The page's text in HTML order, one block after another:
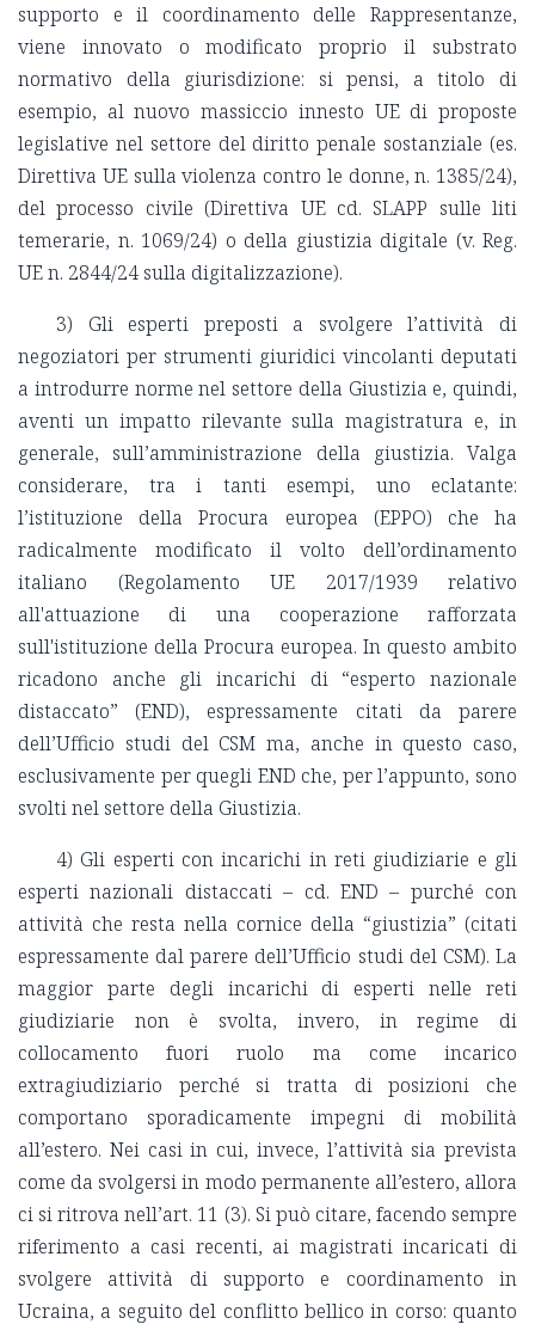
supporto e il coordinamento delle Rappresentanze,
viene innovato o modificato proprio il substrato
normativo della giurisdizione: si pensi, a titolo di
esempio, al nuovo massiccio innesto UE di proposte
legislative nel settore del diritto penale sostanziale (es.
Direttiva UE sulla violenza contro le donne, n. 1385/24),
del processo civile (Direttiva UE cd. SLAPP sulle liti
temerarie, n. 1069/24) o della giustizia digitale (v. Reg.
UE n. 2844/24 sulla digitalizzazione).
3) Gli esperti preposti a svolgere l’attività di
negoziatori per strumenti giuridici vincolanti deputati
a introdurre norme nel settore della Giustizia e, quindi,
aventi un impatto rilevante sulla magistratura e, in
generale, sull’amministrazione della giustizia. Valga
considerare, tra i tanti esempi, uno eclatante:
l’istituzione della Procura europea (EPPO) che ha
radicalmente modificato il volto dell’ordinamento
italiano (Regolamento UE 2017/1939 relativo
all'attuazione di una cooperazione rafforzata
sull'istituzione della Procura europea. In questo ambito
ricadono anche gli incarichi di “esperto nazionale
distaccato” (END), espressamente citati da parere
dell’Ufficio studi del CSM ma, anche in questo caso,
esclusivamente per quegli END che, per l’appunto, sono
svolti nel settore della Giustizia.
4) Gli esperti con incarichi in reti giudiziarie e gli
esperti nazionali distaccati – cd. END – purché con
attività che resta nella cornice della “giustizia” (citati
espressamente dal parere dell’Ufficio studi del CSM). La
maggior parte degli incarichi di esperti nelle reti
giudiziarie non è svolta, invero, in regime di
collocamento fuori ruolo ma come incarico
extragiudiziario perché si tratta di posizioni che
comportano sporadicamente impegni di mobilità
all’estero. Nei casi in cui, invece, l’attività sia prevista
come da svolgersi in modo permanente all’estero, allora
ci si ritrova nell’art. 11 (3). Si può citare, facendo sempre
riferimento a casi recenti, ai magistrati incaricati di
svolgere attività di supporto e coordinamento in
Ucraina, a seguito del conflitto bellico in corso: quanto